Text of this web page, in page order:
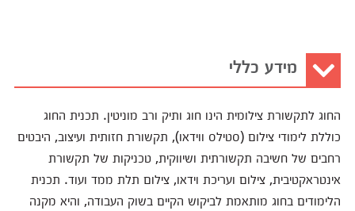
מידע כללי
החוג לתקשורת צילומית הינו חוג ותיק ורב מוניטין. תכנית החוג
כוללת לימודי צילום (סטילס ווידאו), תקשורת חזותית ועיצוב, היבטים
רחבים של חשיבה תקשורתית ושיווקית, טכניקות של תקשורת
אינטראקטיבית, צילום ועריכת וידאו, צילום תלת ממד ועוד. תכנית
הלימודים בחוג מותאמת לביקוש הקיים בשוק העבודה, והיא מקנה